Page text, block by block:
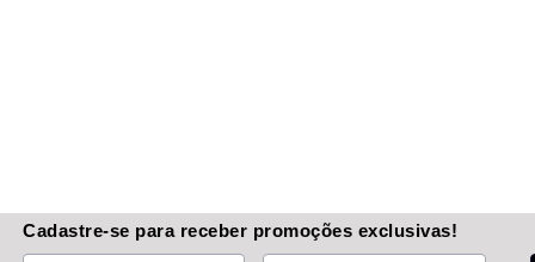
Cadastre-se para receber promoções exclusivas!